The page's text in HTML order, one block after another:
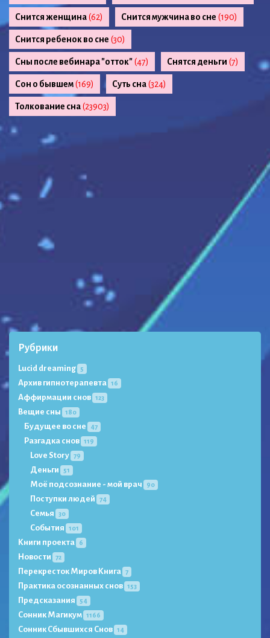
Снится женщина(62) Снится мужчина во сне (190)
Снится ребенок во сне (30)
Сны после вебинара "отток"(47) Снятся деньги (7)
Сон о бывшем(169) Суть сна(324)
Толкование сна(23903)
Рубрики
Lucid dreaming 5
Архив гипнотерапевта 16
Аффирмации снов 123
Вещие сны 180
Будущее во сне 47
Разгадка снов 119
Love Story 79
Деньги 51
Моё подсознание - мой врач 90
Поступки людей 74
Семья 30
События 101
Книги проекта 6
Новости 72
Перекресток Миров Книга 7
Практика осознанных снов 153
Предсказания 54
Сонник Магикум 1166
Сонник Сбывшихся Снов 14